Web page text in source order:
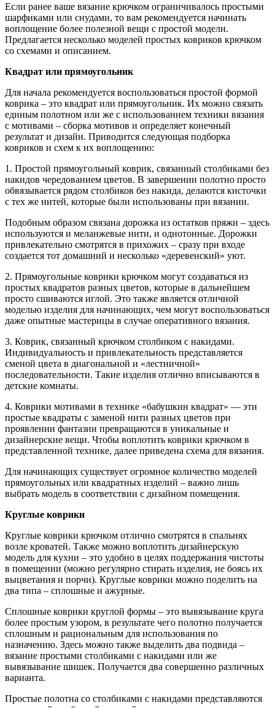
Если ранее ваше вязание крючком ограничивалось простыми
шарфиками или снудами, то вам рекомендуется начинать
воплощение более полезной вещи с простой модели.
Предлагается несколько моделей простых ковриков крючком
со схемами и описанием.
Квадрат или прямоугольник
Для начала рекомендуется воспользоваться простой формой
коврика – это квадрат или прямоугольник. Их можно связать
единым полотном или же с использованием техники вязания
с мотивами – сборка мотивов и определяет конечный
результат и дизайн. Приводится следующая подборка
ковриков и схем к их воплощению:
1. Простой прямоугольный коврик, связанный столбиками без
накидов чередованием цветов. В завершении полотно просто
обвязывается рядом столбиков без накида, делаются кисточки
с тех же нитей, которые были использованы при вязании.
Подобным образом связана дорожка из остатков пряжи – здесь
используются и меланжевые нити, и однотонные. Дорожки
привлекательно смотрятся в прихожих – сразу при входе
создается тот домашний и несколько «деревенский» уют.
2. Прямоугольные коврики крючком могут создаваться из
простых квадратов разных цветов, которые в дальнейшем
просто сшиваются иглой. Это также является отличной
моделью изделия для начинающих, чем могут воспользоваться
даже опытные мастерицы в случае оперативного вязания.
3. Коврик, связанный крючком столбиком с накидами.
Индивидуальность и привлекательность представляется
сменой цвета в диагональной и «лестничной»
последовательности. Такие изделия отлично вписываются в
детские комнаты.
4. Коврики мотивами в технике «бабушкин квадрат» — эти
простые квадраты с заменой нити разных цветов при
проявлении фантазии превращаются в уникальные и
дизайнерские вещи. Чтобы воплотить коврики крючком в
представленной технике, далее приведена схема для вязания.
Для начинающих существует огромное количество моделей
прямоугольных или квадратных изделий – важно лишь
выбрать модель в соответствии с дизайном помещения.
Круглые коврики
Круглые коврики крючком отлично смотрятся в спальнях
возле кроватей. Также можно воплотить дизайнерскую
модель для кухни – это удобно в целях поддержания чистоты
в помещении (можно регулярно стирать изделия, не боясь их
выцветания и порчи). Круглые коврики можно поделить на
два типа – сплошные и ажурные.
Сплошные коврики круглой формы – это вывязывание круга
более простым узором, в результате чего полотно получается
сплошным и рациональным для использования по
назначению. Здесь можно также выделить два подвида –
вязание простыми столбиками с накидами или же
вывязывание шишек. Получается два совершенно различных
варианта.
Простые полотна со столбиками с накидами представляются